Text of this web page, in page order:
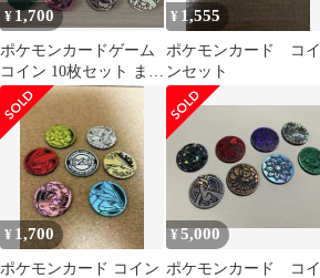
¥1,700
ポケモンカードゲーム
コイン 10枚セット まと
め売り
¥ 1,555
ポケモンカード コイ
ンセット
¥ 1,700
ポケモンカード コイン
¥5,000
ポケモンカード コイ